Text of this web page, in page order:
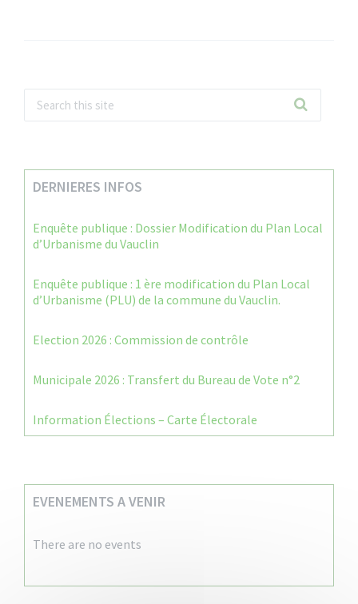
DERNIERES INFOS
Enquête publique : Dossier Modification du Plan Local
d’Urbanisme du Vauclin
Enquête publique : 1 ère modification du Plan Local
d’Urbanisme (PLU) de la commune du Vauclin.
Election 2026 : Commission de contrôle
Municipale 2026 : Transfert du Bureau de Vote n°2
Information Élections – Carte Électorale
EVENEMENTS A VENIR
There are no events